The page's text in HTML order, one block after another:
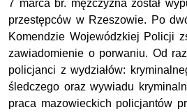
7 marca br. mężczyzna został
przestępców w Rzeszowie. Po
Komendzie Wojewódzkiej Policji
zawiadomienie o porwaniu. Od
policjanci z wydziałów:
śledczego oraz wywiadu
praca mazowieckich policjantów